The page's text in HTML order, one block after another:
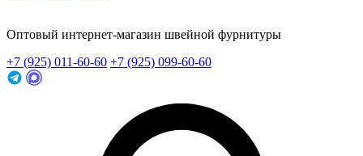
Оптовый интернет-магазин швейной фурнитуры
+7 (925) 011-60-60 +7 (925) 099-60-60